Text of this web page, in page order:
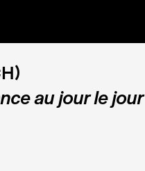
au jour le jour